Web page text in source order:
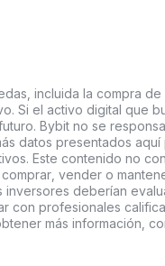
incluida la compra
Si el activo digital que
Bybit no se
datos presentados
Este contenido no
vender o
inversores deberían
con profesionales
más información,